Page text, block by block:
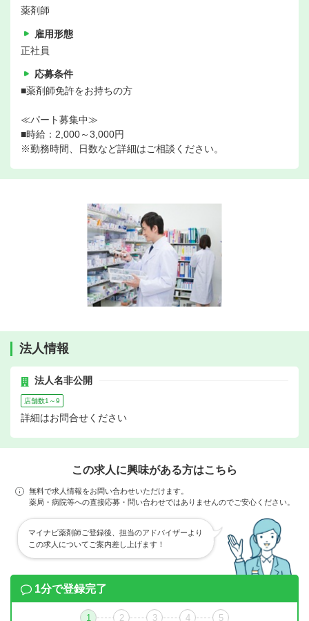
薬剤師
雇用形態
正社員
応募条件
■薬剤師免許をお持ちの方
≪パート募集中≫
■時給：2,000～3,000円
※勤務時間、日数など詳細はご相談ください。
法人情報
法人名非公開
店舗数1～9
詳細はお問合せください
この求人に興味がある方はこちら
無料で求人情報をお問い合わせいただけます。
薬局・病院等への直接応募・問い合わせではありませんのでご安心ください。
マイナビ薬剤師ご登録後、担当のアドバイザーより
この求人についてご案内差し上げます！
1分で登録完了
1 2 3 4 5